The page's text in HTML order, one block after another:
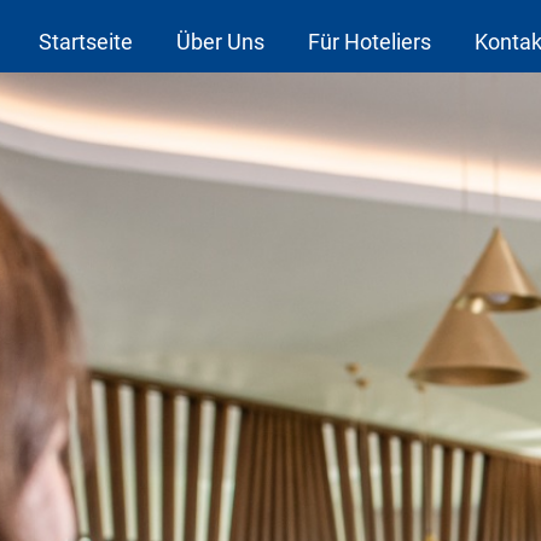
Startseite Über Uns Für Hoteliers